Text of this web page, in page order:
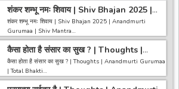
शंकर शम्भू नमः शिवाय | Shiv Bhajan 2025 |
Anandmurti Gurumaa | Shiv Mantra
शंकर शम्भू नमः शिवाय | Shiv Bhajan 2025 | Anandmurti
Gurumaa | Shiv Mantra
------------------------------------------------------------------
------------------------------------
अगर आपको हमारी वीडियो अच्छी लगी तो हमारे चैनल को सब्सक्राइब करना
ना भूले और वीडियो को लाइक करे कमेंट करे और शेयर करे.
कैसा होता है संसार का सुख ? | Thoughts |
Anandmurti Gurumaa | Total Bhakti
कैसा होता है संसार का सुख ? | Thoughts | Anandmurti Gurumaa
| Total Bhakti